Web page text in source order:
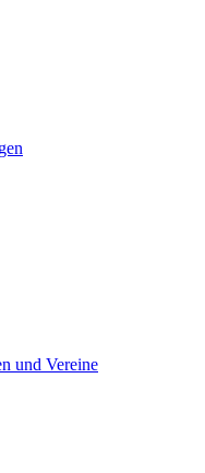
und Vereine